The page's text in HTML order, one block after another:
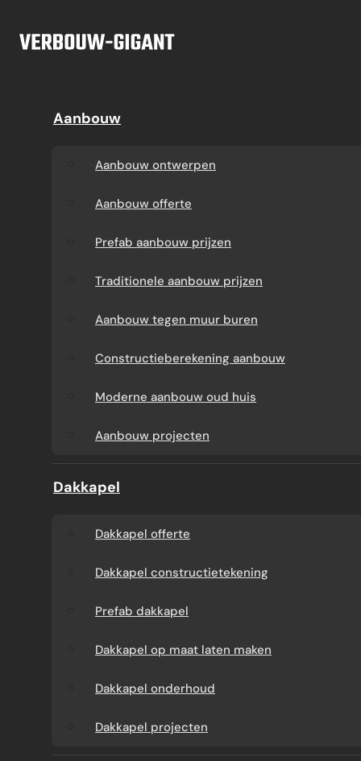
Aanbouw
Aanbouw offerte
Prefab aanbouw
prijzen
Traditionele aanbouw
prijzen
Aanbouw tegen muur
buren
Constructieberekening
Moderne aanbouw
Prefab dakkapel
laten maken
Dakkapel
Dakkapel projecten
Aanbouw
Aanbouw ontwerpen
Aanbouw offerte
Prefab aanbouw prijzen
Traditionele aanbouw prijzen
Aanbouw tegen muur buren
Constructieberekening aanbouw
Moderne aanbouw oud huis
Aanbouw projecten
Dakkapel
Dakkapel offerte
Dakkapel constructietekening
Prefab dakkapel
Dakkapel op maat laten maken
Dakkapel onderhoud
Dakkapel projecten